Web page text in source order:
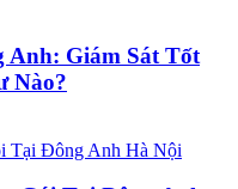
Anh: Giám Sát Tốt
Nào?